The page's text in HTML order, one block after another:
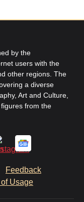
by the
users with the
other regions. The
a diverse
Art and Culture,
from the
Feedback
Usage